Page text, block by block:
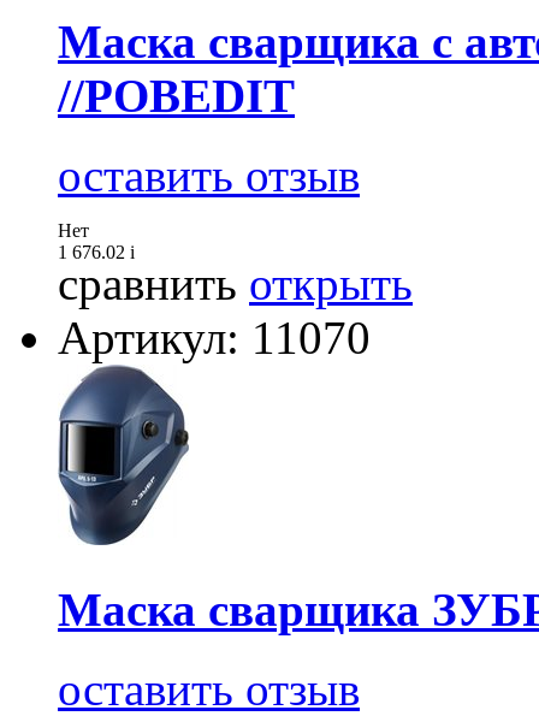
Маска сварщика с
//POBEDIT
оставить отзыв
Нет
1 676.02 i
сравнить открыть
Артикул: 11070
Маска сварщика
оставить отзыв